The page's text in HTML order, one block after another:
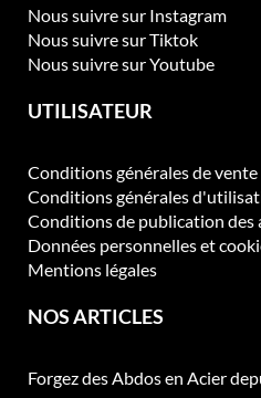
Nous suivre sur Instagram
Nous suivre sur Tiktok
Nous suivre sur Youtube
UTILISATEUR
Conditions générales de vente
Conditions générales
Conditions de publication des
Données personnelles et
Mentions légales
NOS ARTICLES
Forgez des Abdos en Acier